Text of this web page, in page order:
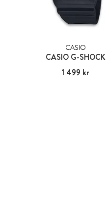
CASIO
CASIO G-SHOCK
Pris :1 499 kr
1 499 kr